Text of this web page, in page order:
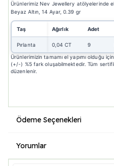
Ürünlerimiz Nev Jewellery atölyelerinde
Beyaz Altın, 14 Ayar, 0.39 gr
Taş Ağırlık Adet
Pırlanta 0,04 CT 9
Ürünlerimizin tamamı el yapımı olduğu
(+/-) %5 fark oluşabilmektedir. Tüm
düzenlenir.
Ödeme Seçenekleri
Yorumlar